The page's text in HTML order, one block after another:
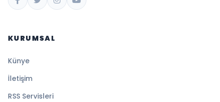
KURUMSAL
Künye
İletişim
RSS Servisleri